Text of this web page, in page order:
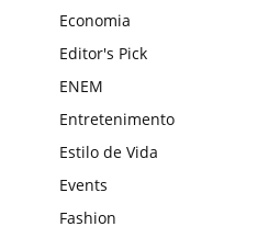
Economia
Editor's Pick
ENEM
Entretenimento
Estilo de Vida
Events
Fashion